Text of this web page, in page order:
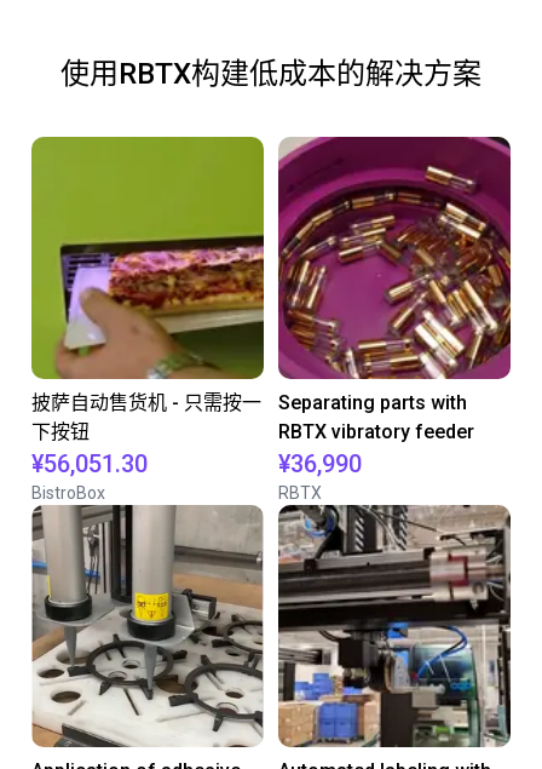
使用RBTX构建低成本的解决方案
披萨自动售货机 - 只需按一
下按钮
¥56,051.30
BistroBox
Separating parts with
RBTX vibratory feeder
¥36,990
RBTX